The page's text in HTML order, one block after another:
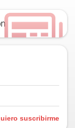
suscribirme